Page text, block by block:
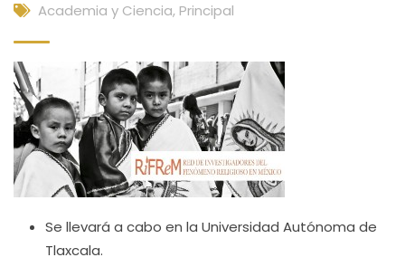
Academia y Ciencia, Principal
Se llevará a cabo en la Universidad Autónoma de
Tlaxcala.